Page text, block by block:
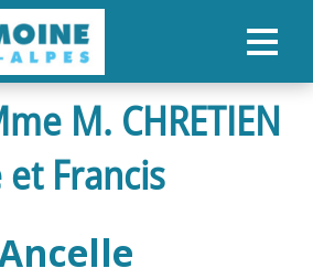
M. CHRETIEN
Francis